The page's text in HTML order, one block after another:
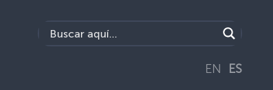
EN ES